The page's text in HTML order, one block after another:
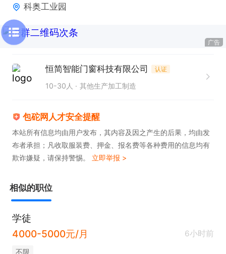
科奥工业园
广告
恒简智能门窗科技有限公司 认证
10-30人 其他生产加工制造
包砣网人才安全提醒
本站所有信息均由用户发布，其内容及因之产生的后果，均由发
布者承担；凡收取服装费、押金、报名费等各种费用的信息均有
欺诈嫌疑，请保持警惕。 立即举报 >
相似的职位
学徒
4000-5000元/月
6小时前
不限